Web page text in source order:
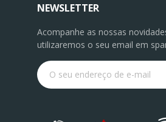
NEWSLETTER
Acompanhe as nossas
utilizaremos o seu email em